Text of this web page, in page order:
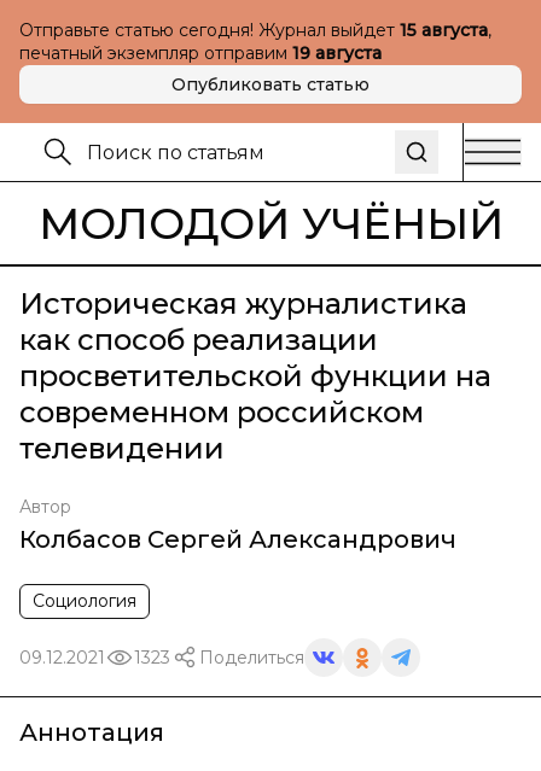
Отправьте статью сегодня! Журнал выйдет 15 августа,
печатный экземпляр отправим 19 августа
Опубликовать статью
МОЛОДОЙ УЧЁНЫЙ
Историческая журналистика
как способ реализации
просветительской функции на
современном российском
телевидении
Автор
Колбасов Сергей Александрович
Социология
09.12.2021 1323 Поделиться
Аннотация